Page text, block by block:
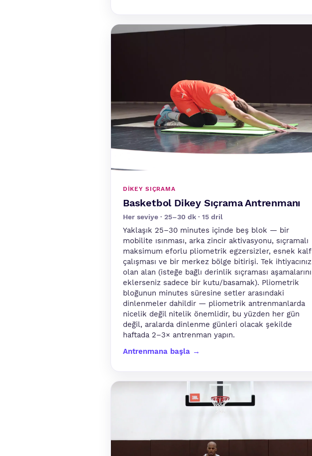
DIKEY SIÇRAMA
Basketbol Dikey Sıçrama Antrenmanı
Her seviye · 25–30 dk · 15 dril
Yaklaşık 25–30 minutes içinde beş blok — bir
mobilite ısınması, arka zincir aktivasyonu, sıçramalı
maksimum eforlu pliometrik egzersizler, esnek kalf
çalışması ve bir merkez bölge bitirişi. Tek ihtiyacınız
olan alan (isteğe bağlı derinlik sıçraması aşamalarını
eklerseniz sadece bir kutu/basamak). Pliometrik
bloğunun minutes süresine setler arasındaki
dinlenmeler dahildir — pliometrik antrenmanlarda
nicelik değil nitelik önemlidir, bu yüzden her gün
değil, aralarda dinlenme günleri olacak şekilde
haftada 2–3× antrenman yapın.
Antrenmana başla →